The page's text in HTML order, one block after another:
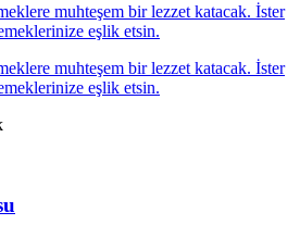
muhteşem bir lezzet katacak. İster
eşlik etsin.
muhteşem bir lezzet katacak. İster
eşlik etsin.